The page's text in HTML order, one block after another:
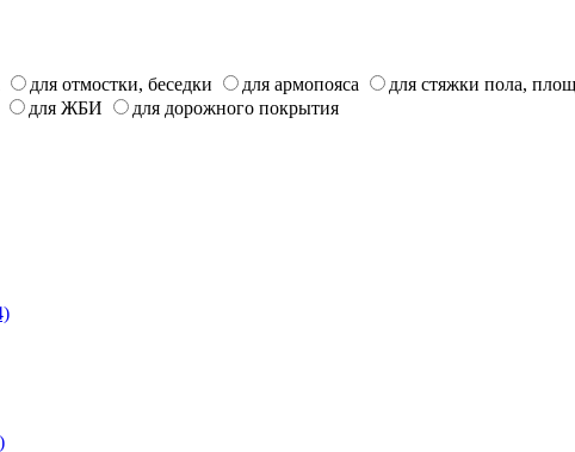
для отмостки, беседки для армопояса для стяжки пола,
для ЖБИ
для дорожного покрытия